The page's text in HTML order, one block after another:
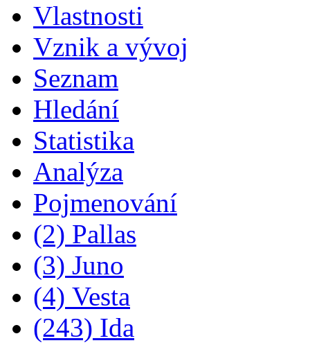
Vlastnosti
Vznik a vývoj
Seznam
Hledání
Statistika
Analýza
Pojmenování
(2) Pallas
(3) Juno
(4) Vesta
(243) Ida